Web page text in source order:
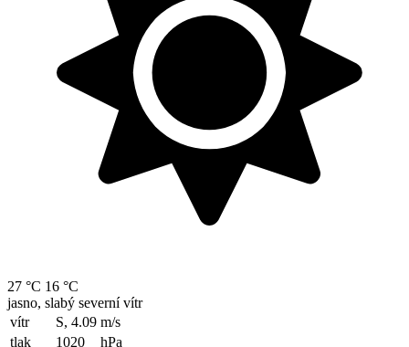
27 °C 16 °C
jasno, slabý severní vítr
vítr
S, 4.09 m/s
tlak
1020
hPa